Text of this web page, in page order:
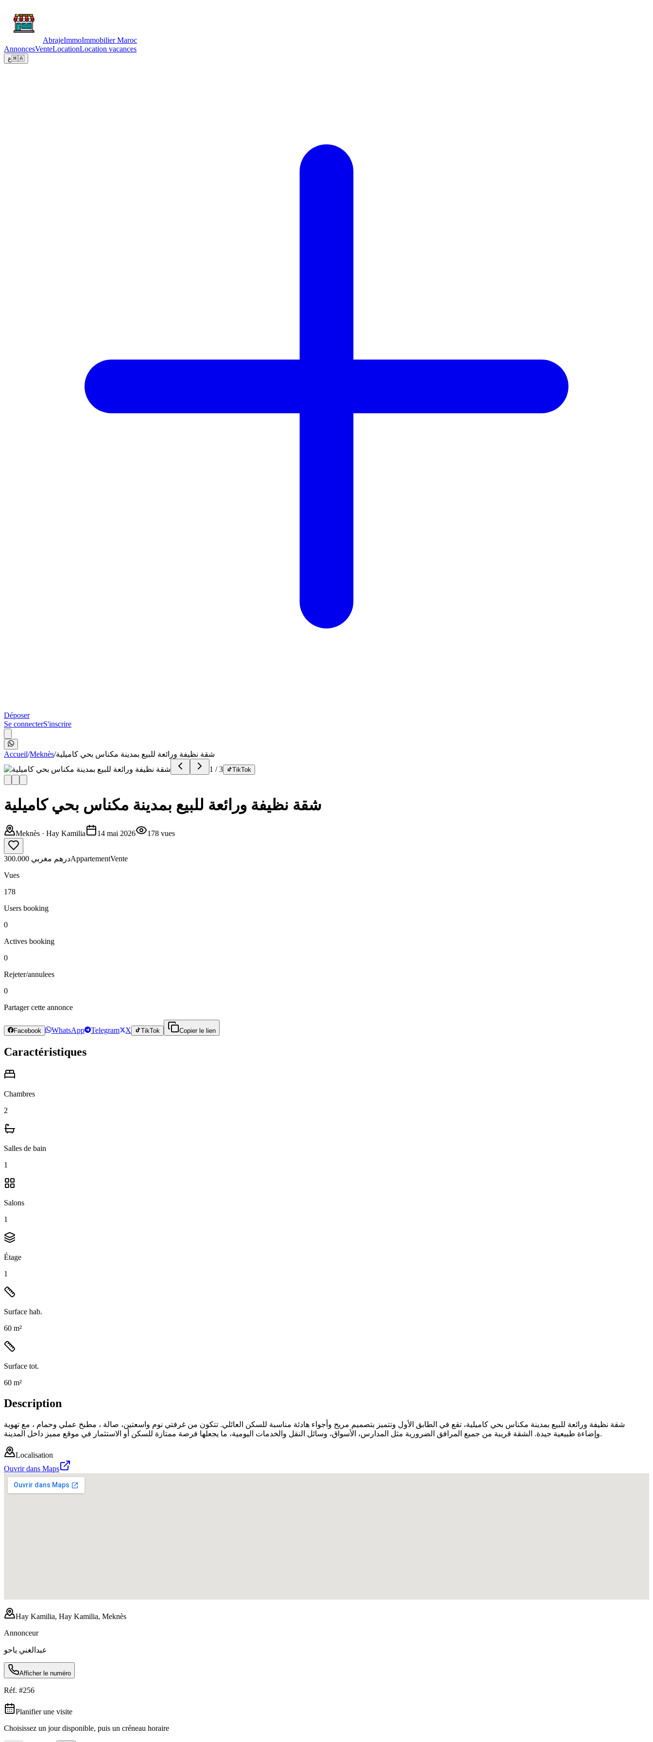
AbrajeImmoImmobilier Maroc
AnnoncesVenteLocationLocation vacances
ع🇲🇦
Déposer
Se connecterS'inscrire
Accueil/Meknès/شقة نظيفة ورائعة للبيع بمدينة مكناس بحي كاميلية
1 /3 TikTok
شقة نظيفة ورائعة للبيع بمدينة مكناس بحي كاميلية
Meknès · Hay Kamilia 14 mai 2026 178 vues
300.000 درهم مغربيAppartementVente
Vues
178
Users booking
0
Actives booking
0
Rejeter/annulees
0
Partager cette annonce
Facebook WhatsApp Telegram X TikTok Copier le lien
Caractéristiques
Chambres
2
Salles de bain
1
Salons
1
Étage
1
Surface hab.
60 m²
Surface tot.
60 m²
Description
شقة نظيفة ورائعة للبيع بمدينة مكناس بحي كاميلية، تقع في الطابق الأول وتتميز بتصميم مريح وأجواء هادئة مناسبة للسكن العائلي. تتكون من غرفتي نوم واسعتين، صالة ، مطبخ عملي وحمام ، مع تهوية
وإضاءة طبيعية جيدة. الشقة قريبة من جميع المرافق الضرورية مثل المدارس، الأسواق، وسائل النقل والخدمات اليومية، ما يجعلها فرصة ممتازة للسكن أو الاستثمار في موقع مميز داخل المدينة.
Localisation
Ouvrir dans Maps
Hay Kamilia, Hay Kamilia, Meknès
Annonceur
عبدالغني ياحو
Afficher le numéro
Réf. #256
Planifier une visite
Choisissez un jour disponible, puis un créneau horaire